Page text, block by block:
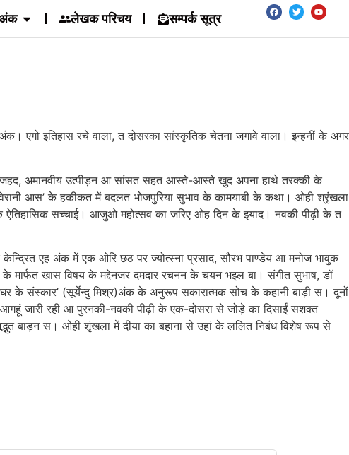
लेखक परिचय सम्पर्क सूत्र
एगो इतिहास रचे वाला, त दोसरका सांस्कृतिक चेतना जगावे वाला। इन्हनीं के अगर
अमानवीय उत्पीड़न आ सांसत सहत आस्ते-आस्ते खुद अपना हाथे तरक्की के
आस’ के हकीकत में बदलत भोजपुरिया सुभाव के कामयाबी के कथा। ओही श्रृंखला
ऐतिहासिक सच्चाई। आजुओ महोत्सव का जरिए ओह दिन के इयाद। नवकी पीढ़ी के त
एह अंक में एक ओरि छठ पर ज्योत्स्ना प्रसाद, सौरभ पाण्डेय आ मनोज भावुक
खास विषय के मद्देनजर दमदार रचनन के चयन भइल बा। संगीत सुभाष, डॉ
के संस्कार’ (सूर्येन्दु मिश्र)अंक के अनुरूप सकारात्मक सोच के कहानी बाड़ी स। दूनों
जारी रही आ पुरनकी-नवकी पीढ़ी के एक-दोसरा से जोड़े का दिसाईं सशक्त
बाड़न स। ओही शृंखला में दीया का बहाना से उहां के ललित निबंध विशेष रूप से